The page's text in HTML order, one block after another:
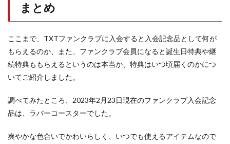
まとめ
ここまで、TXTファンクラブに入会すると入会記念品として何が
もらえるのか、また、ファンクラブ会員になると誕生日特典や継
続特典ももらえるというのは本当か、特典はいつ頃届くのかにつ
いてご紹介しました。
調べてみたところ、2023年2月23日現在のファンクラブ入会記念
品は、ラバーコースターでした。
爽やかな色合いでかわいらしく、いつでも使えるアイテムなので